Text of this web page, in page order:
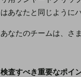
はあなたと同じように
あなたのチームは、さ
検査すべき重要なポイ